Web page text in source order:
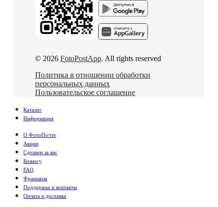
© 2026 FotoPostApp. All rights reserved
Политика в отношении обработки
персональных данных
Пользовательское соглашение
Каталог
Информация
О ФотоПочте
Акции
Сделаем за вас
Бизнесу
FAQ
Франшиза
Поддержка и контакты
Оплата и доставка